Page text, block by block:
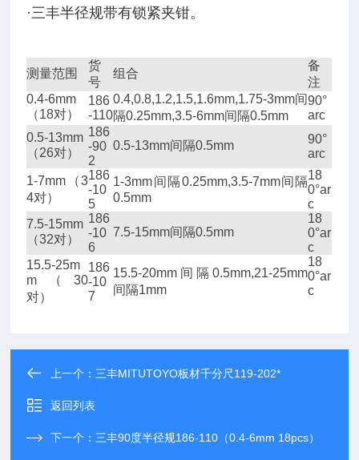
·三丰半径规带有锁紧夹钳。
测量范围
货
号
组合
备
注
0.4-6mm
（18对）
186
-110
0.4,0.8,1.2,1.5,1.6mm,1.75-3mm间
隔0.25mm,3.5-6mm间隔0.5mm
90°
arc
0.5-13mm
（26对）
186
-90
2
0.5-13mm间隔0.5mm
90°
arc
1-7mm（3
4对）
186
-10
5
1-3mm间隔0.25mm,3.5-7mm间隔
0.5mm
18
0°ar
c
7.5-15mm
（32对）
186
-10
6
7.5-15mm间隔0.5mm
18
0°ar
c
15.5-25m
m（30
对）
186
-10
7
15.5-20mm 间隔0.5mm,21-25mm
间隔1mm
18
0°ar
c
上一个： 三丰MITUTOYO板材千分尺119-202*
返回列表
下一个： 三丰90度半径规186-110（0.4-6mm 18pcs）